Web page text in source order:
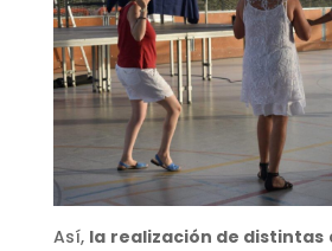
Así, la realización de distintas